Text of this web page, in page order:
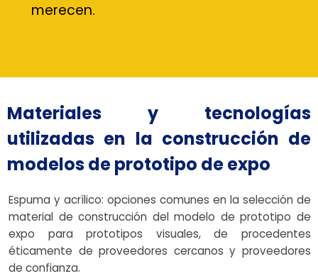
merecen.
Materiales y tecnologías
utilizadas en la construcción de
modelos de prototipo de expo
Espuma y acrílico: opciones comunes en la selección de
material de construcción del modelo de prototipo de
expo para prototipos visuales, de procedentes
éticamente de proveedores cercanos y proveedores
de confianza.